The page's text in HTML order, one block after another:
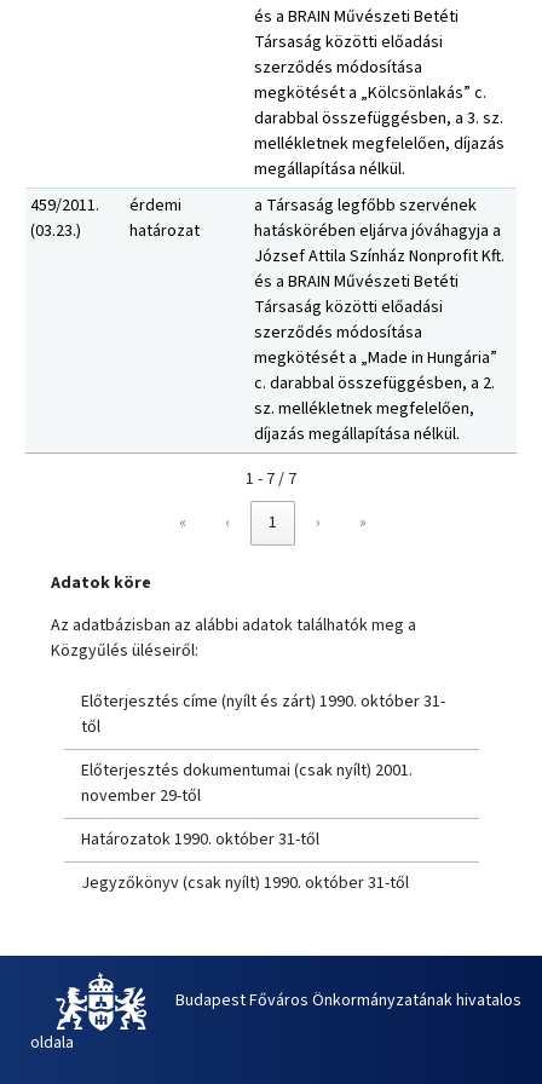
és a BRAIN Művészeti Betéti
Társaság közötti előadási
szerződés módosítása
megkötését a „Kölcsönlakás” c.
darabbal összefüggésben, a 3. sz.
mellékletnek megfelelően, díjazás
megállapítása nélkül.
459/2011.
(03.23.)
érdemi
határozat
a Társaság legfőbb szervének
hatáskörében eljárva jóváhagyja a
József Attila Színház Nonprofit Kft.
és a BRAIN Művészeti Betéti
Társaság közötti előadási
szerződés módosítása
megkötését a „Made in Hungária”
c. darabbal összefüggésben, a 2.
sz. mellékletnek megfelelően,
díjazás megállapítása nélkül.
1 - 7 / 7
«
‹ 1 › »
Adatok köre
Az adatbázisban az alábbi adatok találhatók meg a
Közgyűlés üléseiről:
Előterjesztés címe (nyílt és zárt) 1990. október 31-
től
Előterjesztés dokumentumai (csak nyílt) 2001.
november 29-től
Határozatok 1990. október 31-től
Jegyzőkönyv (csak nyílt) 1990. október 31-től
Budapest Főváros Önkormányzatának hivatalos
oldala